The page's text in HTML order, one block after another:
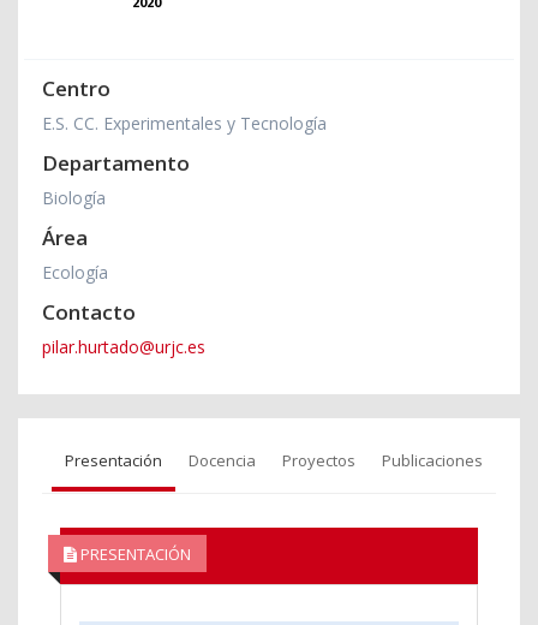
Centro
E.S. CC. Experimentales y Tecnología
Departamento
Biología
Área
Ecología
Contacto
pilar.hurtado@urjc.es
Presentación Docencia Proyectos Publicaciones
PRESENTACIÓN